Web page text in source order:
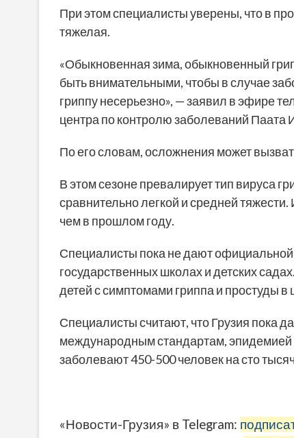
При этом специалисты уверены, что в
тяжелая.
«Обыкновенная зима, обыкновенный
быть внимательными, чтобы в случае
гриппу несерьезно», — заявил в эфире
центра по контролю заболеваний Паата
По его словам, осложнения может
В этом сезоне превалирует тип вируса
сравнительно легкой и средней
чем в прошлом году.
Специалисты пока не дают
государственных школах и детских
детей с симптомами гриппа и простуды в
Специалисты считают, что Грузия пока
международным стандартам, эпидемией
заболевают 450-500 человек на сто
«Новости-Грузия» в Telegram: